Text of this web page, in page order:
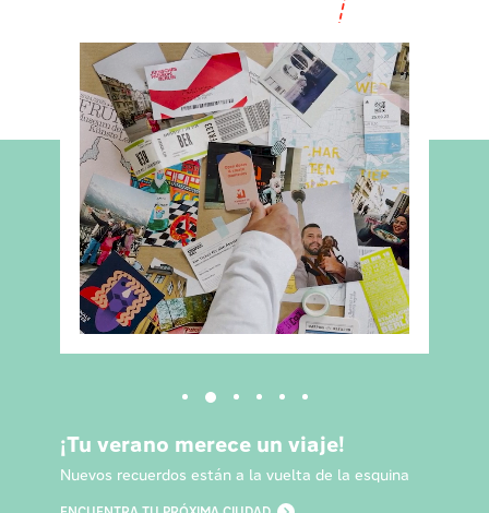
¡Tu verano merece un viaje!
Nuevos recuerdos están a la vuelta de la esquina